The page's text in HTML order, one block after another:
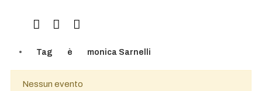
Tag è monica Sarnelli
Nessun evento